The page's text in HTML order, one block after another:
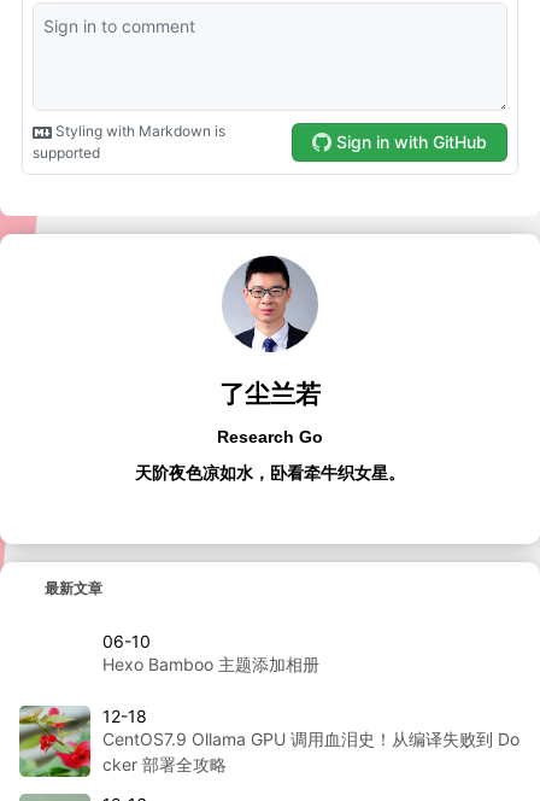
了尘兰若
Research Go
天阶夜色凉如水，卧看牵牛织女星。
最新文章
06-10
Hexo Bamboo 主题添加相册
12-18
CentOS7.9 Ollama GPU 调用血泪史！从编译失败到 Do
cker 部署全攻略